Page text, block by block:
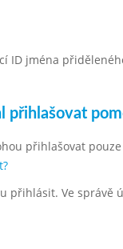
ID jména
přihlašovat
přihlašovat
přihlásit. Ve